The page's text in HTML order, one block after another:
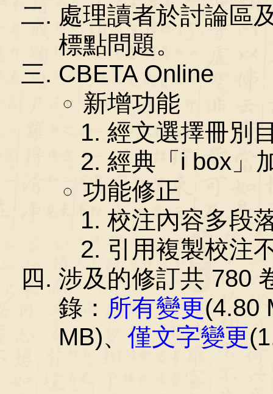
處理讀者於討論區
標點問題。
CBETA Online
新增功能
經文選擇冊別
經典「i box」
功能修正
校注內容多段
引用複製校注
涉及的修訂共 780
錄： 所有變更(4.80
MB)、僅文字變更